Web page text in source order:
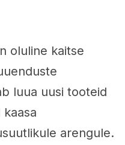
oluline kaitse
luua uusi tooteid
arengule.